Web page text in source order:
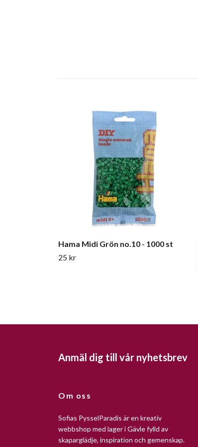
Hama Midi Grön no.10 - 1000 st
25 kr
Anmäl dig till vår nyhetsbrev
Om oss
Sofias PysselParadis är en kreativ
webbshop med lager i Gävle fylld av
skaparglädje, inspiration och gemenskap.